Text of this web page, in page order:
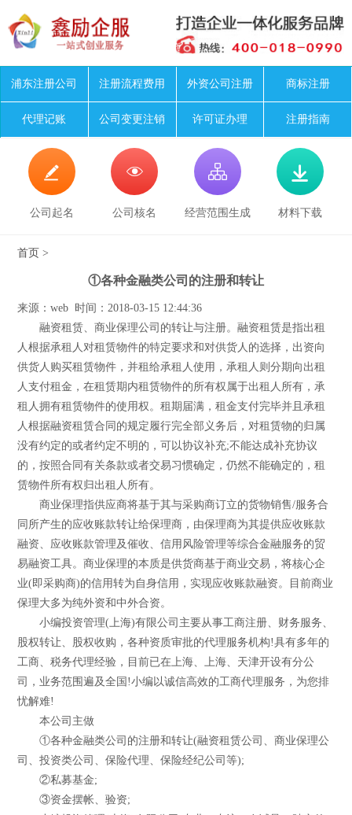
浦东注册公司 注册流程费用 外资公司注册 商标注册
代理记账 公司变更注销 许可证办理 注册指南

公司起名

公司核名

经营范围生成

材料下载
首页 >
①各种金融类公司的注册和转让
来源：web 时间：2018-03-15 12:44:36
融资租赁、商业保理公司的转让与注册。融资租赁是指出租
人根据承租人对租赁物件的特定要求和对供货人的选择，出资向
供货人购买租赁物件，并租给承租人使用，承租人则分期向出租
人支付租金，在租赁期内租赁物件的所有权属于出租人所有，承
租人拥有租赁物件的使用权。租期届满，租金支付完毕并且承租
人根据融资租赁合同的规定履行完全部义务后，对租赁物的归属
没有约定的或者约定不明的，可以协议补充;不能达成补充协议
的，按照合同有关条款或者交易习惯确定，仍然不能确定的，租
赁物件所有权归出租人所有。
商业保理指供应商将基于其与采购商订立的货物销售/服务合
同所产生的应收账款转让给保理商，由保理商为其提供应收账款
融资、应收账款管理及催收、信用风险管理等综合金融服务的贸
易融资工具。商业保理的本质是供货商基于商业交易，将核心企
业(即采购商)的信用转为自身信用，实现应收账款融资。目前商业
保理大多为纯外资和中外合资。
小编投资管理(上海)有限公司主要从事工商注册、财务服务、
股权转让、股权收购，各种资质审批的代理服务机构!具有多年的
工商、税务代理经验，目前已在上海、上海、天津开设有分公
司，业务范围遍及全国!小编以诚信高效的工商代理服务，为您排
忧解难!
本公司主做
①各种金融类公司的注册和转让(融资租赁公司、商业保理公
司、投资类公司、保险代理、保险经纪公司等);
②私募基金;
③资金摆帐、验资;